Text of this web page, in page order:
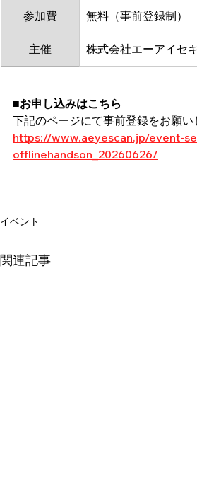
参加費 無料（事前登録制）
主催 株式会社エーアイセ
■お申し込みはこちら
下記のページにて事前登録をお願い
https://www.aeyescan.jp/event-
offlinehandson_20260626/
イベント
関連記事